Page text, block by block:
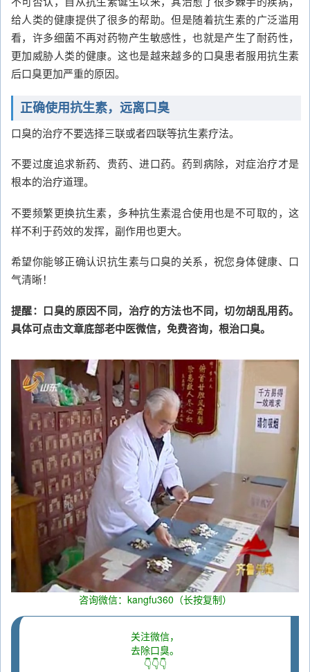
给人类的健康提供了很多的帮助。但是随着抗生素的广泛滥用
看，许多细菌不再对药物产生敏感性，也就是产生了耐药性，
更加威胁人类的健康。这也是越来越多的口臭患者服用抗生素
后口臭更加严重的原因。
正确使用抗生素，远离口臭
口臭的治疗不要选择三联或者四联等抗生素疗法。
不要过度追求新药、贵药、进口药。药到病除，对症治疗才是
根本的治疗道理。
不要频繁更换抗生素，多种抗生素混合使用也是不可取的，这
样不利于药效的发挥，副作用也更大。
希望你能够正确认识抗生素与口臭的关系，祝您身体健康、口
气清晰！
提醒：口臭的原因不同，治疗的方法也不同，切勿胡乱用药。
具体可点击文章底部老中医微信，免费咨询，根治口臭。
咨询微信：kangfu360（长按复制）
关注微信，
去除口臭。
👇👇👇